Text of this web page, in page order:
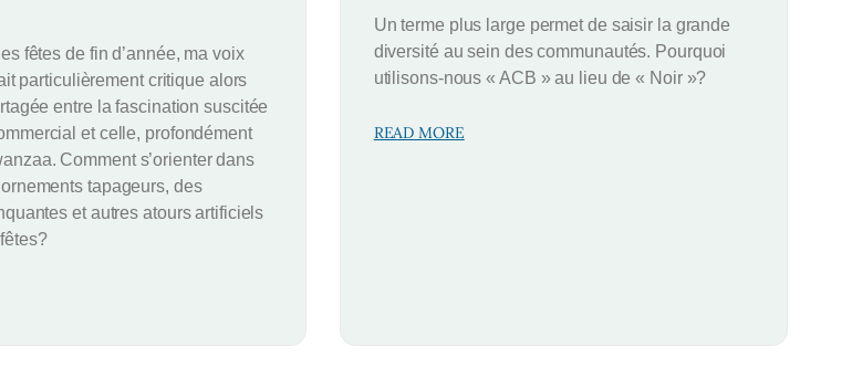
fêtes de fin d’année, ma voix
particulièrement critique alors
entre la fascination suscitée
et celle, profondément
Comment s’orienter dans
tapageurs, des
et autres atours artificiels
Un terme plus large permet de saisir la grande
diversité au sein des communautés. Pourquoi
utilisons-nous « ACB » au lieu de « Noir »?
READ MORE